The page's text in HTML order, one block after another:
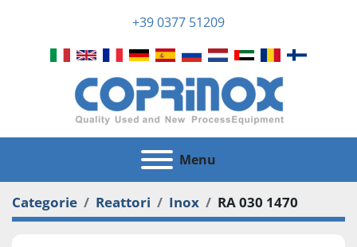
+39 0377 51209
Menu
Categorie Reattori Inox RA 030 1470